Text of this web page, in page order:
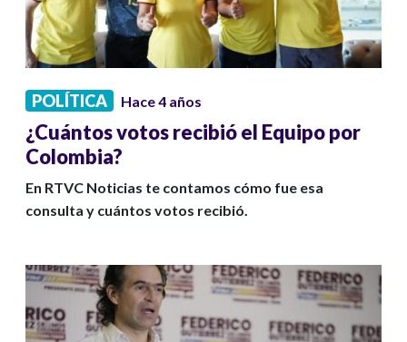
POLÍTICA Hace 4 años
¿Cuántos votos recibió el Equipo por
Colombia?
En RTVC Noticias te contamos cómo fue esa
consulta y cuántos votos recibió.